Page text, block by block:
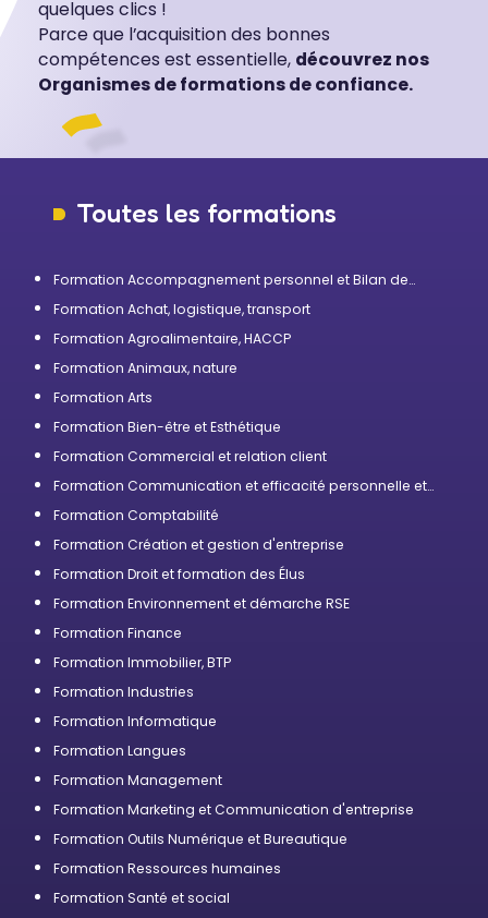
quelques clics !
Parce que l’acquisition des bonnes
compétences est essentielle, découvrez nos
Organismes de formations de confiance.
Toutes les formations
Formation Accompagnement personnel et Bilan de
Formation Achat, logistique, transport
Formation Agroalimentaire, HACCP
Formation Animaux, nature
Formation Arts
Formation Bien-être et Esthétique
Formation Commercial et relation client
Formation Communication et efficacité personnelle et
Formation Comptabilité
Formation Création et gestion d'entreprise
Formation Droit et formation des Élus
Formation Environnement et démarche RSE
Formation Finance
Formation Immobilier, BTP
Formation Industries
Formation Informatique
Formation Langues
Formation Management
Formation Marketing et Communication d'entreprise
Formation Outils Numérique et Bureautique
Formation Ressources humaines
Formation Santé et social